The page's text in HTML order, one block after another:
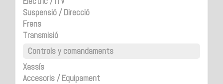
Suspensió / Direcció
Frens
Transmisió
Controls y comandaments
Xassís
Accesoris / Equipament